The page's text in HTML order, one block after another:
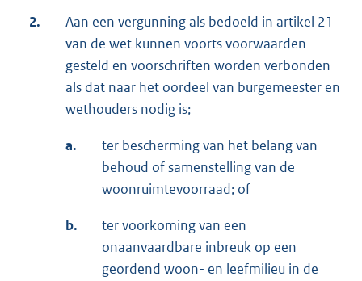
2.
Aan een vergunning als bedoeld in artikel 21
van de wet kunnen voorts voorwaarden
gesteld en voorschriften worden verbonden
als dat naar het oordeel van burgemeester en
wethouders nodig is;
a.
ter bescherming van het belang van
behoud of samenstelling van de
woonruimtevoorraad; of
b.
ter voorkoming van een
onaanvaardbare inbreuk op een
geordend woon- en leefmilieu in de